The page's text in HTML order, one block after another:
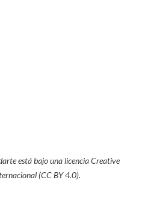
está bajo una licencia Creative
(CC BY 4.0).